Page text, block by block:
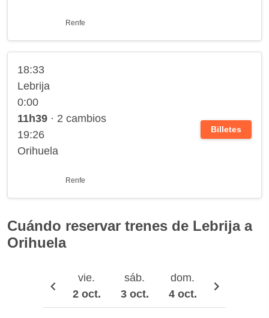
Renfe
18:33
Lebrija
0:00
11h39 · 2 cambios
19:26
Orihuela
Renfe
Billetes
Cuándo reservar trenes de Lebrija a
Orihuela
vie.
2 oct.
sáb.
3 oct.
dom.
4 oct.